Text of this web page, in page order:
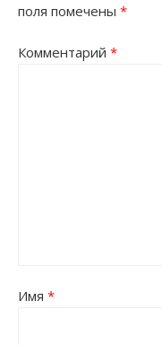
поля помечены *
Комментарий *
Имя *